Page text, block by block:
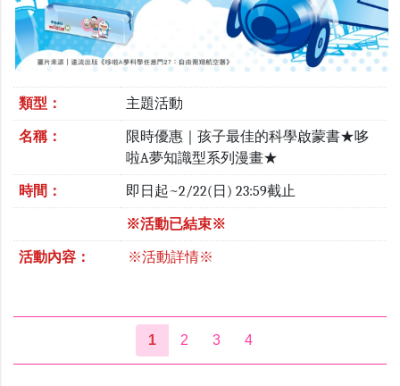
類型： 主題活動
名稱：
限時優惠｜孩子最佳的科學啟蒙書★哆
啦A夢知識型系列漫畫★
時間： 即日起~2/22(日) 23:59截止
※活動已結束※
活動內容： ※活動詳情※
1 2 3 4